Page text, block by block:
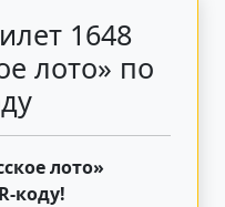
1648
лото» по
лото»
коду!